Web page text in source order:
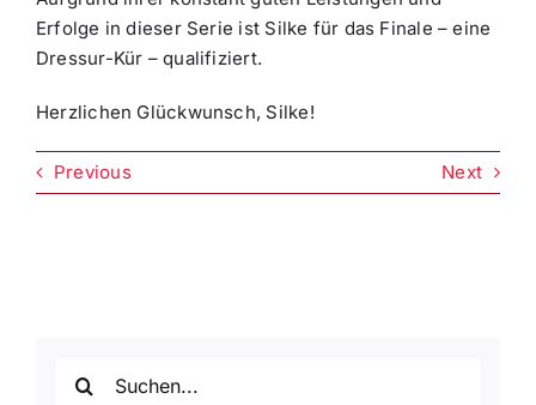
Erfolge in dieser Serie ist Silke für das Finale – eine
Dressur-Kür – qualifiziert.
Herzlichen Glückwunsch, Silke!
Previous Next
nach: